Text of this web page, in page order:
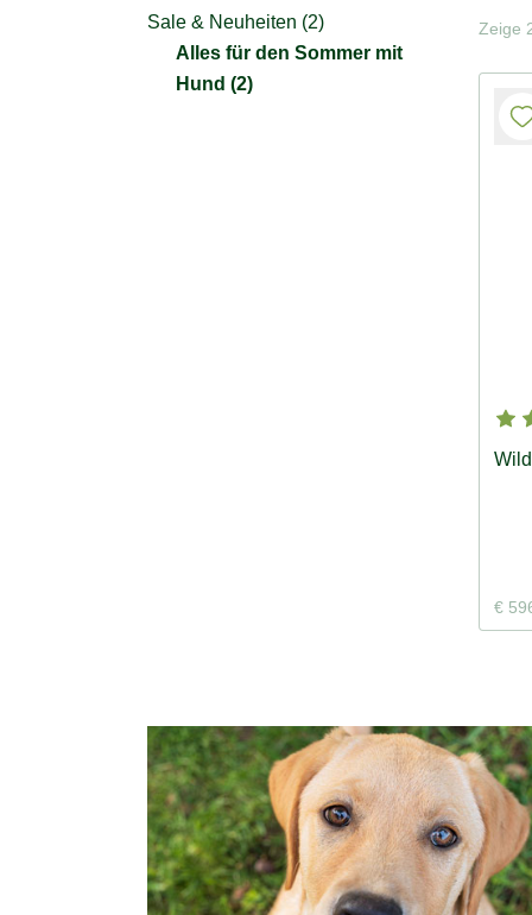
Sale & Neuheiten (2)
Alles für den Sommer mit
Hund (2)
Zeige
€